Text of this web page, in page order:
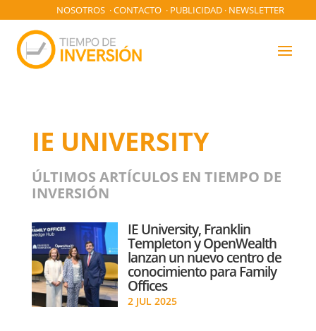
NOSOTROS ·CONTACTO · PUBLICIDAD · NEWSLETTER
IE UNIVERSITY
ÚLTIMOS ARTÍCULOS EN TIEMPO DE
INVERSIÓN
IE University, Franklin
Templeton y OpenWealth
lanzan un nuevo centro de
conocimiento para Family
Offices
2 JUL 2025